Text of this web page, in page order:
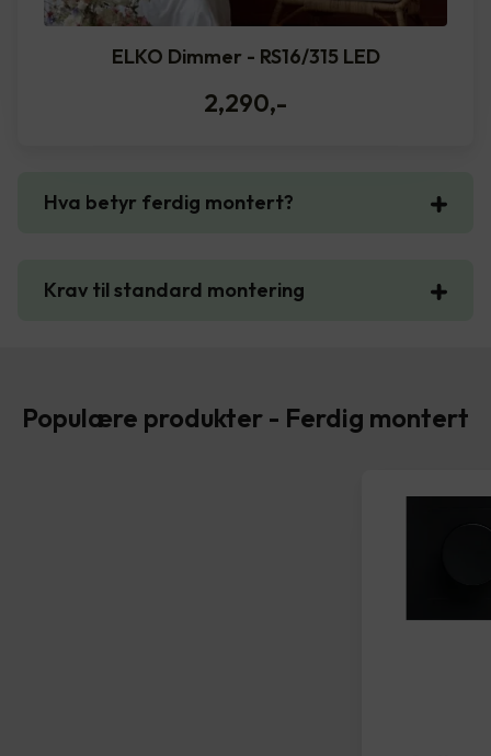
ELKO Dimmer - RS16/315 LED
2,290,-
Hva betyr ferdig montert?
Krav til standard montering
Populære produkter - Ferdig montert